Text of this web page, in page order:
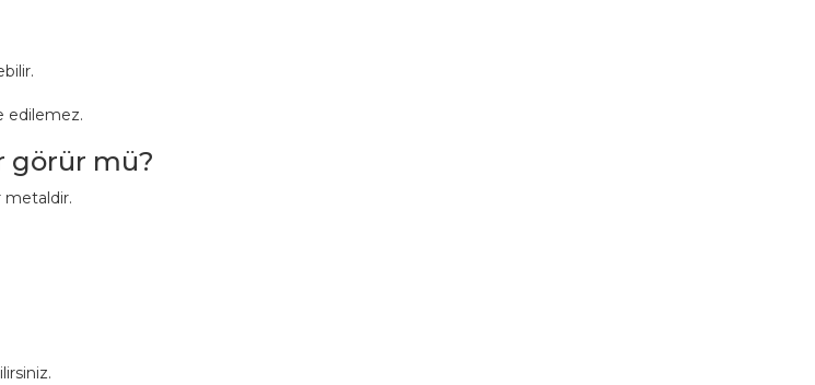
edilemez.
görür mü?
metaldir.